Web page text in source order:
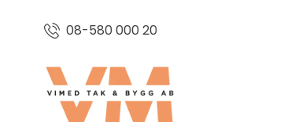
08-580 000 20